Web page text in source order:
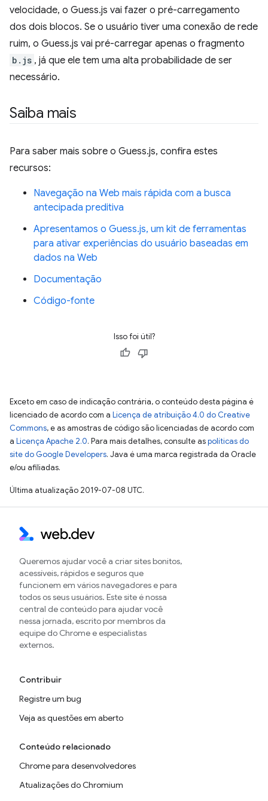
velocidade, o Guess.js vai fazer o pré-carregamento
dos dois blocos. Se o usuário tiver uma conexão de rede
ruim, o Guess.js vai pré-carregar apenas o fragmento
b.js , já que ele tem uma alta probabilidade de ser
necessário.
Saiba mais
Para saber mais sobre o Guess.js, confira estes
recursos:
Navegação na Web mais rápida com a busca
antecipada preditiva
Apresentamos o Guess.js, um kit de ferramentas
para ativar experiências do usuário baseadas em
dados na Web
Documentação
Código-fonte
Isso foi útil?
Exceto em caso de indicação contrária, o conteúdo desta página é
licenciado de acordo com a Licença de atribuição 4.0 do Creative
Commons, e as amostras de código são licenciadas de acordo com
a Licença Apache 2.0. Para mais detalhes, consulte aspolíticas do
site do Google Developers. Java é uma marca registrada da Oracle
e/ou afiliadas.
Última atualização 2019-07-08 UTC.
Queremos ajudar você a criar sites bonitos,
acessíveis, rápidos e seguros que
funcionem em vários navegadores e para
todos os seus usuários. Este site é nossa
central de conteúdo para ajudar você
nessa jornada, escrito por membros da
equipe do Chrome e especialistas
externos.
Contribuir
Registre um bug
Veja as questões em aberto
Conteúdo relacionado
Chrome para desenvolvedores
Atualizações do Chromium